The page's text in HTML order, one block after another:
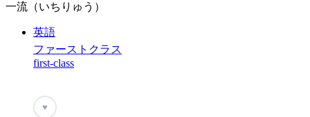
一流（いちりゅう）
英語
ファーストクラス
first-class
♥